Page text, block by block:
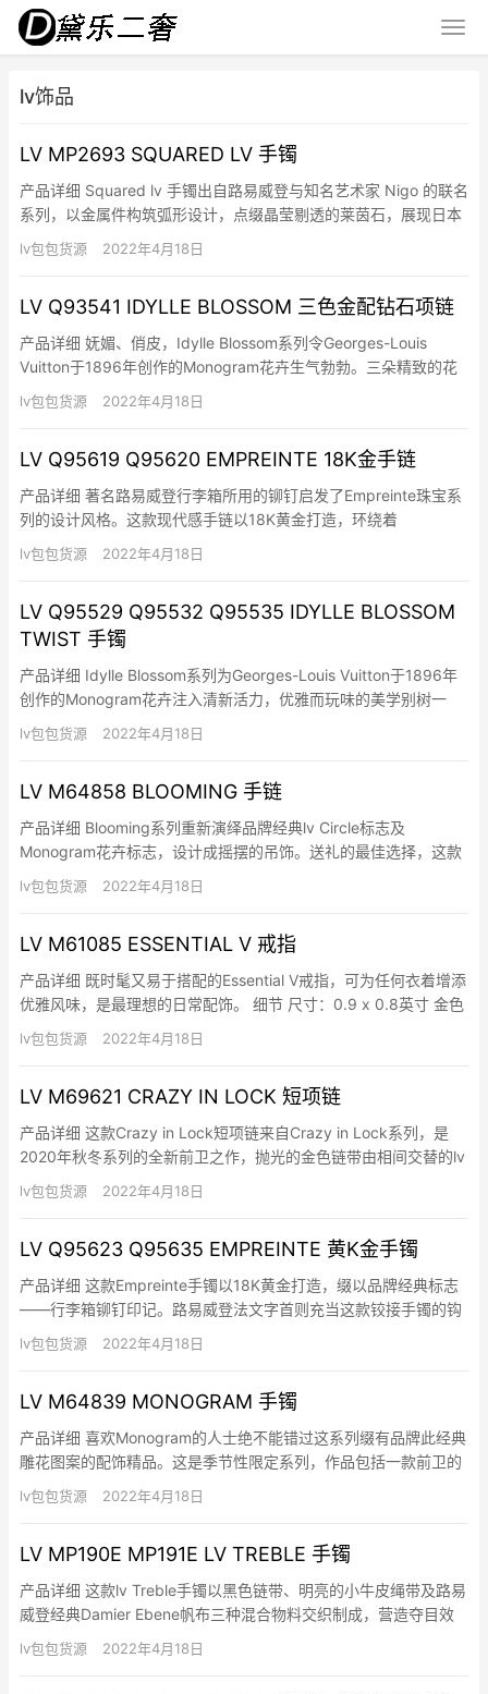
lv饰品
LV MP2693 SQUARED LV 手镯
产品详细 Squared lv 手镯出自路易威登与知名艺术家 Nigo 的联名
系列，以金属件构筑弧形设计，点缀晶莹剔透的莱茵石，展现日本
街头文化与英伦雅致格调的碰撞交融。 详细特征 金属件 透明莱茵
石 “路易威登”英文字样
lv包包货源 2022年4月18日
LV Q93541 IDYLLE BLOSSOM 三色金配钻石项链
产品详细 妩媚、俏皮，Idylle Blossom系列令Georges-Louis
Vuitton于1896年创作的Monogram花卉生气勃勃。三朵精致的花
卉以白K金、玫瑰K金和黄K金打造，千娇百媚，闪耀的光芒照亮了
您的衣着造型。Idylle Blossom作品充分展现路易威登女性自由奔
lv包包货源 2022年4月18日
LV Q95619 Q95620 EMPREINTE 18K金手链
产品详细 著名路易威登行李箱所用的铆钉启发了Empreinte珠宝系
列的设计风格。这款现代感手链以18K黄金打造，环绕着
Monogram花卉镂空图案缀以铆钉印记，Monogram花卉镂空图案
则套挂在钻石切割双链条上，最适合与Empreinte手镯混搭佩戴。
lv包包货源 2022年4月18日
LV Q95529 Q95532 Q95535 IDYLLE BLOSSOM
TWIST 手镯
产品详细 Idylle Blossom系列为Georges-Louis Vuitton于1896年
创作的Monogram花卉注入清新活力，优雅而玩味的美学别树一
帜。这些手镯具有「形状记忆」，柔韧性非凡。三朵盛放的花卉采
用白K金、玫瑰K金或黄K金匠制而成，可以互相混搭成珍贵的花
lv包包货源 2022年4月18日
LV M64858 BLOOMING 手链
产品详细 Blooming系列重新演绎品牌经典lv Circle标志及
Monogram花卉标志，设计成摇摆的吊饰。送礼的最佳选择，这款
妩媚手链戴在腕间，轻盈而时尚。 细节 链条长度： 7.9英寸 黄铜
（金色饰面） Monogram花卉及LV Circle标志是设计的一部分 链
lv包包货源 2022年4月18日
LV M61085 ESSENTIAL V 戒指
产品详细 既时髦又易于搭配的Essential V戒指，可为任何衣着增添
优雅风味，是最理想的日常配饰。 细节 尺寸：0.9 x 0.8英寸 金色
黄铜金属 V字正面鑴刻lv标志
lv包包货源 2022年4月18日
LV M69621 CRAZY IN LOCK 短项链
产品详细 这款Crazy in Lock短项链来自Crazy in Lock系列，是
2020年秋冬系列的全新前卫之作，抛光的金色链带由相间交替的lv
Circle标志和Monogram花卉图案组成，可调节长度，并配有圈环
开合扣。 细节 金色金属件 Monogram花卉图案 LV Circle标志 圈…
lv包包货源 2022年4月18日
LV Q95623 Q95635 EMPREINTE 黄K金手镯
产品详细 这款Empreinte手镯以18K黄金打造，缀以品牌经典标志
——行李箱铆钉印记。路易威登法文字首则充当这款铰接手镯的钩
扣。Empreinte手镯可跟其他手镯叠戴于手臂，缔造时尚现代造
型。 细节 18K黄金 11个抛光印记 中间设有lv开合系统 标准尺寸：
lv包包货源 2022年4月18日
LV M64839 MONOGRAM 手镯
产品详细 喜欢Monogram的人士绝不能错过这系列缀有品牌此经典
雕花图案的配饰精品。这是季节性限定系列，作品包括一款前卫的
幼手镯、领带夹和袖扣，可搭配商务装扮和品牌固定系列的吊饰项
链和图章戒指。 细节 镀钯黄铜 Monogram图案融合入设计中 鑴刻
lv包包货源 2022年4月18日
LV MP190E MP191E LV TREBLE 手镯
产品详细 这款lv Treble手镯以黑色链带、明亮的小牛皮绳带及路易
威登经典Damier Ebene帆布三种混合物料交织制成，营造夺目效
果，并缀以哑面金属件，为设计塑造出运动风格，而亮面挂钩则组
成牢固的开合。 细节 19厘米 (长度) 尺寸：M-7.5英寸/19厘米，L-
lv包包货源 2022年4月18日